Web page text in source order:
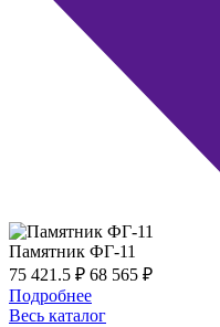
Памятник ФГ-11
75 421.5 ₽ 68 565 ₽
Подробнее
Весь каталог